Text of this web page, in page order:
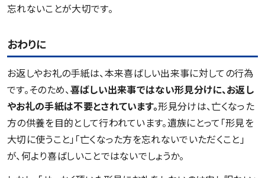
忘れないことが大切です。
おわりに
お返しやお礼の手紙は、本来喜ばしい出来事に対しての行為
です。そのため、喜ばしい出来事ではない形見分けに、お返し
やお礼の手紙は不要とされています。形見分けは、亡くなった
方の供養を目的として行われています。遺族にとって「形見を
大切に使うこと」「亡くなった方を忘れないでいただくこと」
が、何より喜ばしいことではないでしょうか。